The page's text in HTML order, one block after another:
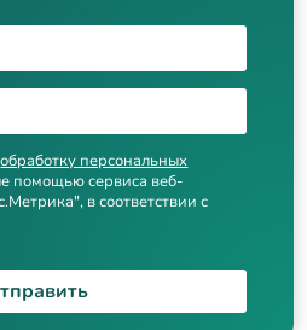
обработку персональных
помощью сервиса веб-
в соответствии с